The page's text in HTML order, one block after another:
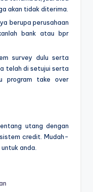
akan tidak diterima.
berupa perusahaan
bank atau bpr
survey dulu serta
telah di setujui serta
program take over
utang dengan
credit. Mudah-
anda.